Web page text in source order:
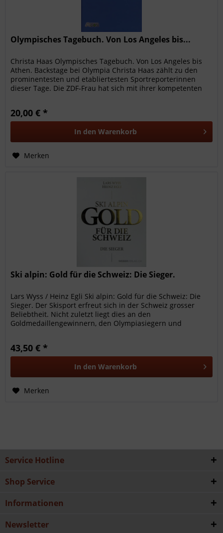
Olympisches Tagebuch. Von Los Angeles bis...
Christa Haas Olympisches Tagebuch. Von Los Angeles bis
Athen. Backstage bei Olympia Christa Haas zählt zu den
prominentesten und etabliertesten Sportreporterinnen
dieser Tage. Die ZDF-Frau hat sich mit ihrer kompetenten
20,00 € *
In den Warenkorb
Merken
Ski alpin: Gold für die Schweiz: Die Sieger.
Lars Wyss / Heinz Egli Ski alpin: Gold für die Schweiz: Die
Sieger. Der Skisport erfreut sich in der Schweiz grosser
Beliebtheit. Nicht zuletzt liegt dies an den
Goldmedaillengewinnern, den Olympiasiegern und
43,50 € *
In den Warenkorb
Merken
Service Hotline
Shop Service
Informationen
Newsletter